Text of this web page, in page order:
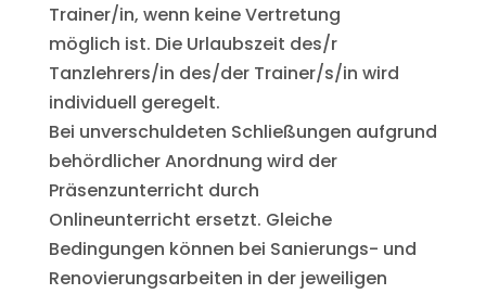
Trainer/in, wenn keine Vertretung
möglich ist. Die Urlaubszeit des/r
Tanzlehrers/in des/der Trainer/s/in wird
individuell geregelt.
Bei unverschuldeten Schließungen aufgrund
behördlicher Anordnung wird der
Präsenzunterricht durch
Onlineunterricht ersetzt. Gleiche
Bedingungen können bei Sanierungs- und
Renovierungsarbeiten in der jeweiligen